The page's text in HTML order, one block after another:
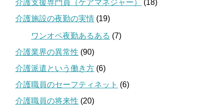
介護支援専門員（ケアマネジャー）
(18)
介護施設の夜勤の実情 (19)
ワンオペ夜勤あるある (7)
介護業界の異常性 (90)
介護派遣という働き方 (6)
介護職員のセーフティネット (6)
介護職員の将来性 (20)